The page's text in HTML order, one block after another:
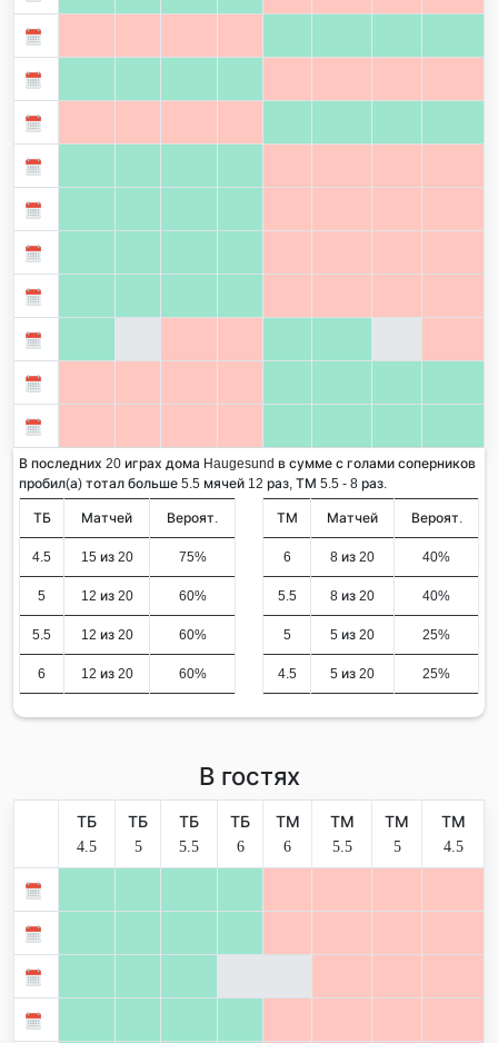
В последних 20 играх дома Haugesund в сумме с голами соперников
пробил(а) тотал больше 5.5 мячей 12 раз, ТМ 5.5 - 8 раз.
ТБ Матчей Вероят.
4.5 15 из 20 75%
5 12 из 20 60%
5.5 12 из 20 60%
6 12 из 20 60%
ТМ Матчей Вероят.
6 8 из 20 40%
5.5 8 из 20 40%
5 5 из 20 25%
4.5 5 из 20 25%
В гостях
ТБ
4.5
ТБ
5
ТБ
5.5
ТБ
6
ТМ
6
ТМ
5.5
ТМ
5
ТМ
4.5